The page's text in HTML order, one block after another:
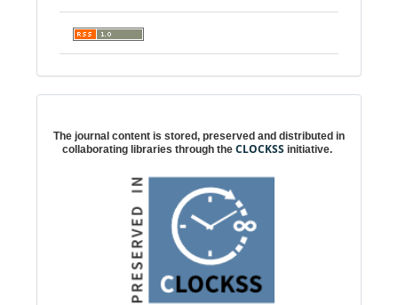
The journal content is stored, preserved and distributed in
collaborating libraries through the CLOCKSS initiative.